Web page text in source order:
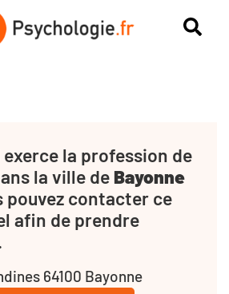
exerce la profession de
la ville de Bayonne
pouvez contacter ce
afin de prendre
64100 Bayonne